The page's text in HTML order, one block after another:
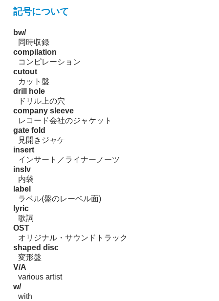
記号について
bw/
同時収録
compilation
コンピレーション
cutout
カット盤
drill hole
ドリル上の穴
company sleeve
レコード会社のジャケット
gate fold
見開きジャケ
insert
インサート／ライナーノーツ
inslv
内袋
label
ラベル(盤のレーベル面)
lyric
歌詞
OST
オリジナル・サウンドトラック
shaped disc
変形盤
V/A
various artist
w/
with